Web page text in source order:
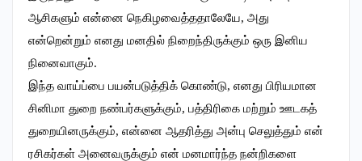
ஆசிகளும் என்னை நெகிழவைத்ததாலேயே, அது
என்றென்றும் எனது மனதில் நிறைந்திருக்கும் ஒரு இனிய
நினைவாகும்.
இந்த வாய்ப்பை பயன்படுத்திக் கொண்டு, எனது பிரியமான
சினிமா துறை நண்பர்களுக்கும், பத்திரிகை மற்றும் ஊடகத்
துறையினருக்கும், என்னை ஆதரித்து அன்பு செலுத்தும் என்
ரசிகர்கள் அனைவருக்கும் என் மனமார்ந்த நன்றிகளை